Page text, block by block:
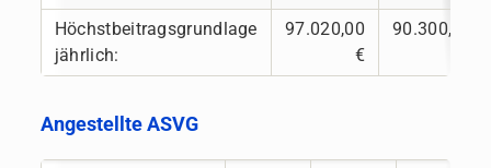
Höchstbeitragsgrundlage
jährlich:
97.020,00
€
90.300,00
Angestellte ASVG